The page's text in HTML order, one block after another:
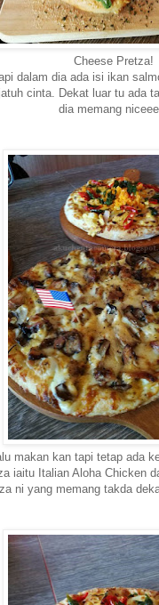
Cheese Pretza!
dalam dia ada isi ikan
cinta. Dekat luar tu ada
dia memang
makan kan tapi tetap ada
iaitu Italian Aloha Chicken
ni yang memang takda